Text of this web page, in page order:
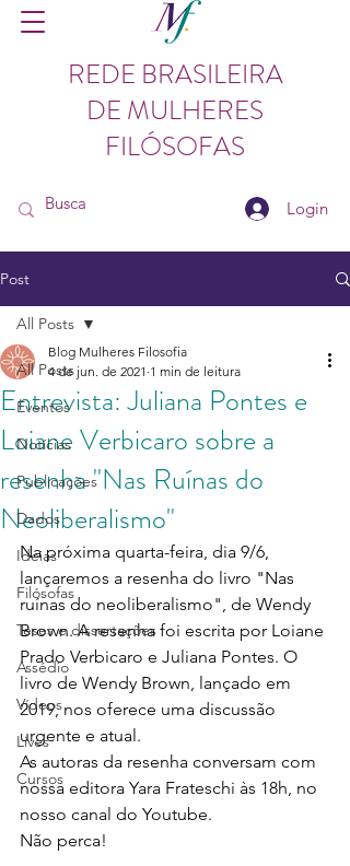
REDE BRASILEIRA
DE MULHERES
FILÓSOFAS
Login
Post
All Posts
Eventos
Notícias
Publicações
Dados
Ideias
Filósofas
Teses e dissertações
Assédio
Vídeos
Lives
Cursos
All Posts
Entrevista: Juliana Pontes e
Loiane Verbicaro sobre a
resenha "Nas Ruínas do
Neoliberalismo"
Blog Mulheres Filosofia
4 de jun. de 2021 1 min de leitura
Na próxima quarta-feira, dia 9/6,
lançaremos a resenha do livro "Nas
ruínas do neoliberalismo", de Wendy
Brown. A resenha foi escrita por Loiane
Prado Verbicaro e Juliana Pontes. O
livro de Wendy Brown, lançado em
2019, nos oferece uma discussão
urgente e atual.
As autoras da resenha conversam com
nossa editora Yara Frateschi às 18h, no
nosso canal do Youtube.
Não perca!